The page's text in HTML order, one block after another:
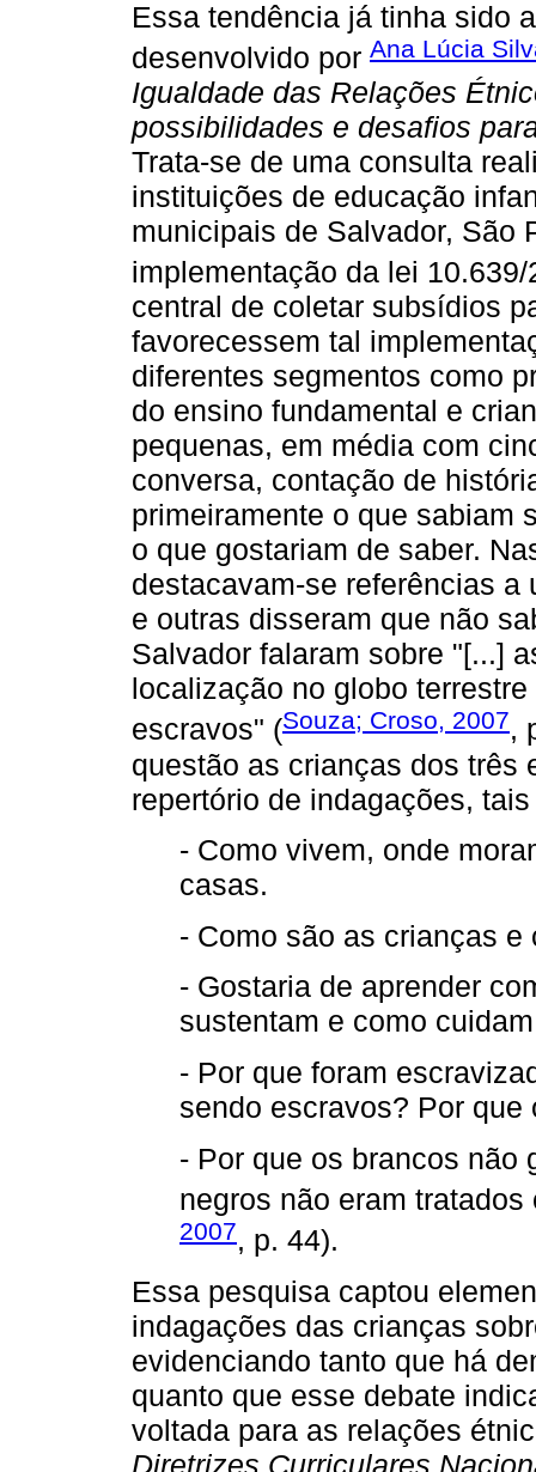
Essa tendência já tinha sido
desenvolvido por Ana Lúcia
Igualdade das Relações
possibilidades e desafios
Trata-se de uma consulta
instituições de educação
municipais de Salvador, São
implementação da lei 10.639/
central de coletar subsídios
favorecessem tal
diferentes segmentos como
do ensino fundamental e
pequenas, em média com
conversa, contação de
primeiramente o que sabiam
o que gostariam de saber.
destacavam-se referências
e outras disseram que não
Salvador falaram sobre "[...]
localização no globo
escravos" (Souza; Croso, 2007,
questão as crianças dos três
repertório de indagações,
- Como vivem, onde
casas.
- Como são as crianças e
- Gostaria de aprender
sustentam e como
- Por que foram
sendo escravos? Por
- Por que os brancos não
negros não eram
2007, p. 44).
Essa pesquisa captou
indagações das crianças
evidenciando tanto que há
quanto que esse debate
voltada para as relações
Diretrizes Curriculares